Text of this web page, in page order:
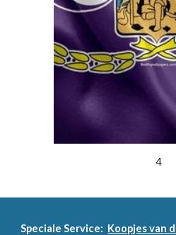
4
Speciale Service: Koopjes van